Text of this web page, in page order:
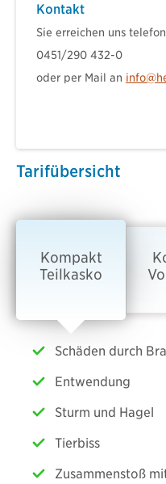
Kontakt
Sie erreichen uns
0451/290 432-0
oder per Mail an
Tarifübersicht
Kompakt
Teilkasko
Schäden durch
Entwendung
Sturm und Hagel
Tierbiss
Zusammenstoß